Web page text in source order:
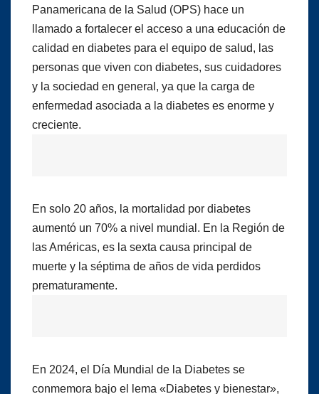
Panamericana de la Salud (OPS) hace un
llamado a fortalecer el acceso a una educación de
calidad en diabetes para el equipo de salud, las
personas que viven con diabetes, sus cuidadores
y la sociedad en general, ya que la carga de
enfermedad asociada a la diabetes es enorme y
creciente.
En solo 20 años, la mortalidad por diabetes
aumentó un 70% a nivel mundial. En la Región de
las Américas, es la sexta causa principal de
muerte y la séptima de años de vida perdidos
prematuramente.
En 2024, el Día Mundial de la Diabetes se
conmemora bajo el lema «Diabetes y bienestar»,